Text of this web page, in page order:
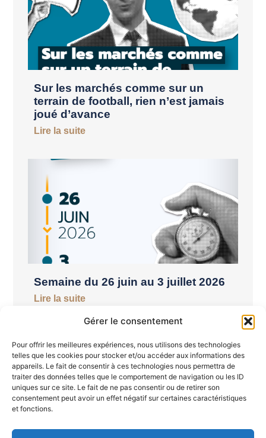
Gérer le consentement
Pour offrir les meilleures expériences, nous utilisons des technologies
telles que les cookies pour stocker et/ou accéder aux informations des
appareils. Le fait de consentir à ces technologies nous permettra de
traiter des données telles que le comportement de navigation ou les ID
uniques sur ce site. Le fait de ne pas consentir ou de retirer son
consentement peut avoir un effet négatif sur certaines caractéristiques
et fonctions.
Sur les marchés comme sur un
terrain de football, rien n’est jamais
joué d’avance
Lire la suite
Semaine du 26 juin au 3 juillet 2026
Lire la suite